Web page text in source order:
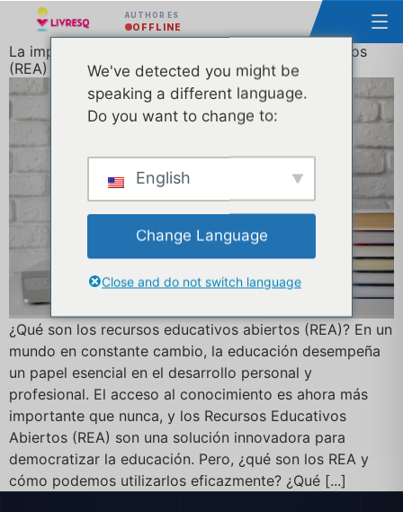
AUTHOR ES
OFFLINE
La importancia de los Recursos Educativos Abiertos
(REA) y su uso eficaz
¿Qué son los recursos educativos abiertos (REA)? En un
mundo en constante cambio, la educación desempeña
un papel esencial en el desarrollo personal y
profesional. El acceso al conocimiento es ahora más
importante que nunca, y los Recursos Educativos
Abiertos (REA) son una solución innovadora para
democratizar la educación. Pero, ¿qué son los REA y
cómo podemos utilizarlos eficazmente? ¿Qué [...]
We've detected you might be
speaking a different language.
Do you want to change to:
English
Change Language
Close and do not switch language